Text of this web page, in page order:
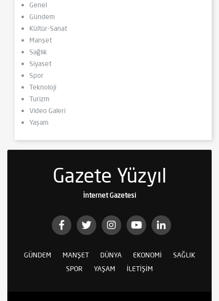
Genel
Gündem
Kültür-Sanat
Manşet
Sağlık
Siyaset
Spor
Teknoloji
Turizm
Video Galeri
Yaşam
Gazete Yüzyıl
İnternet Gazetesi
GÜNDEM MANŞET DÜNYA EKONOMI
SAĞLIK
SPOR
YAŞAM İLETIŞIM